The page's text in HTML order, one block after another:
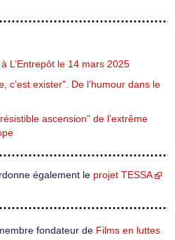
L’Entrepôt le 14 mars 2025
c’est exister". De l’humour dans le
ascension" de l’extrême
également le projet TESSA
fondateur de Films en luttes